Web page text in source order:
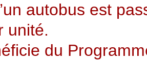
autobus est
unité.
du